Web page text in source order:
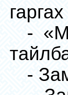
-
-